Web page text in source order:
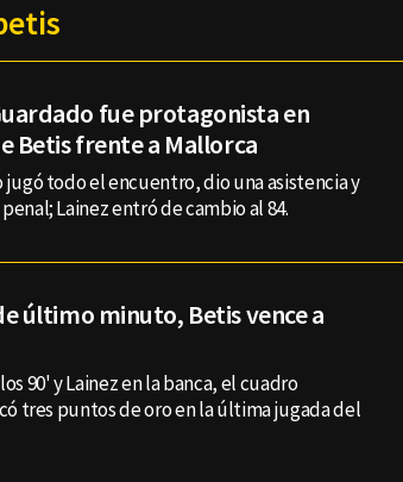
fue protagonista en
Betis frente a Mallorca
jugó todo el encuentro, dio una asistencia y
Lainez entró de cambio al 84.
último minuto, Betis vence a
90' y Lainez en la banca, el cuadro
tres puntos de oro en la última jugada del